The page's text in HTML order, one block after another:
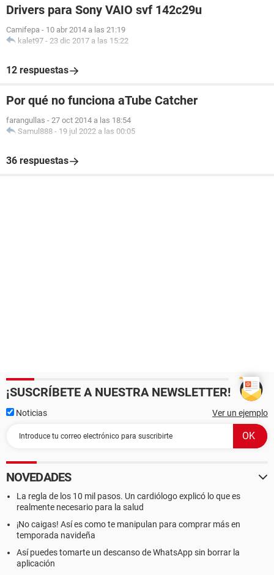
Drivers para Sony VAIO svf 142c29u
Camifepa - 10 abr 2014 a las 21:19
kalet97 - 23 dic 2017 a las 15:22
12 respuestas
Por qué no funciona aTube Catcher
farangullas - 27 oct 2014 a las 18:54
Samul888 - 19 jul 2022 a las 00:05
36 respuestas
¡SUSCRÍBETE A NUESTRA NEWSLETTER!
Noticias Ver un ejemplo
NOVEDADES
La regla de los 10 mil pasos. Un cardiólogo explicó lo que es
realmente necesario para la salud
¡No caigas! Así es como te manipulan para comprar más en
temporada navideña
Así puedes tomarte un descanso de WhatsApp sin borrar la
aplicación